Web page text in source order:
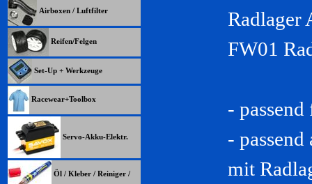
Airboxen / Luftfilter
Reifen/Felgen
Set-Up + Werkzeuge
Racewear+Toolbox
Servo-Akku-Elektr.
Öl / Kleber / Reiniger /
Radlager
FW01
-
-
mit